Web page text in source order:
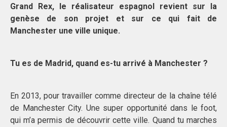
Grand Rex, le réalisateur espagnol revient sur la
genèse de son projet et sur ce qui fait de
Manchester une ville unique.
Tu es de Madrid, quand es-tu arrivé à Manchester ?
En 2013, pour travailler comme directeur de la chaîne télé
de Manchester City. Une super opportunité dans le foot,
qui m’a permis de découvrir cette ville. Quand tu marches